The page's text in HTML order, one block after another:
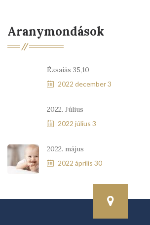
Aranymondások
Ézsaiás 35,10
2022 december 3
2022. Július
2022 július 3
2022. május
2022 április 30